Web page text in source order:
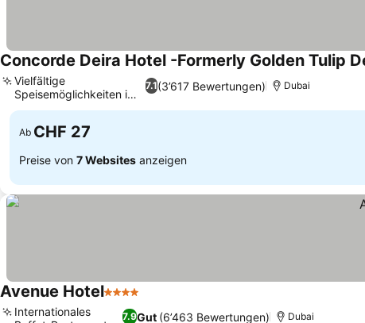
Concorde Deira Hotel -Formerly Golden Tulip
7.1(3’617 Bewertungen)
Vielfältige
Speisemöglichkeiten im
Haus
Dubai
Ab CHF 27
Preise von 7 Websites anzeigen
Avenue Hotel4 Sterne
7.9Gut (6’463 Bewertungen)
Internationales
Dubai